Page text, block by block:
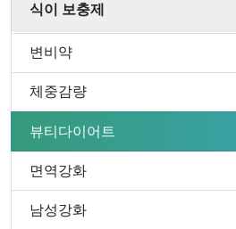
식이 보충제
변비약
체중감량
뷰티다이어트
면역강화
남성강화